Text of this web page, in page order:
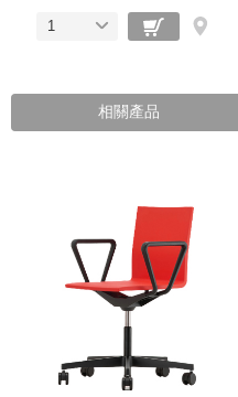
1
相關產品